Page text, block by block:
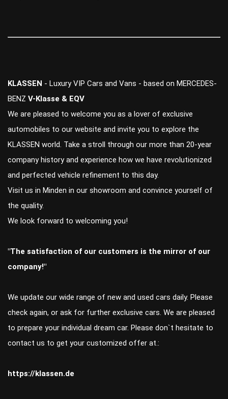
KLASSEN - Luxury VIP Cars and Vans - based on MERCEDES-
BENZ V-Klasse & EQV
We are pleased to welcome you as a lover of exclusive
automobiles to our website and invite you to explore the
KLASSEN world. Take a stroll through our more than 20-year
company history and experience how we have revolutionized
and perfected vehicle refinement to this day.
Visit us in Minden in our showroom and convince yourself of
the quality.
We look forward to welcoming you!
"The satisfaction of our customers is the mirror of our
company!"
We update our wide range of new and used cars daily. Please
check again, or ask for further exclusive cars. We are pleased
to prepare your individual dream car. Please don`t hesitate to
contact us to get your customized offer at.:
https://klassen.de